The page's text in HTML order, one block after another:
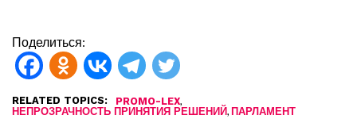
Поделиться:
RELATED TOPICS: PROMO-LEX,
НЕПРОЗРАЧНОСТЬ ПРИНЯТИЯ РЕШЕНИЙ, ПАРЛАМЕНТ